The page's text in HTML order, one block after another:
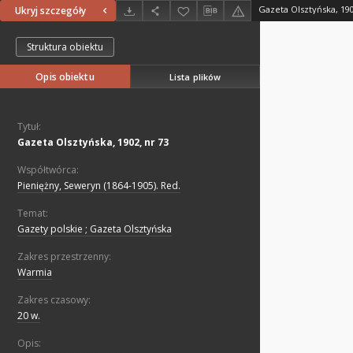
Ukryj szczegóły Gazeta Olsztyńska,
Struktura obiektu
Opis obiektu Lista plików
Tytuł:
Gazeta Olsztyńska, 1902, nr 73
Współtwórca:
Pieniężny, Seweryn (1864-1905). Red.
Temat:
Gazety polskie ; Gazeta Olsztyńska
Zakres przestrzenny:
Warmia
Zakres czasowy:
20 w.
Opis: